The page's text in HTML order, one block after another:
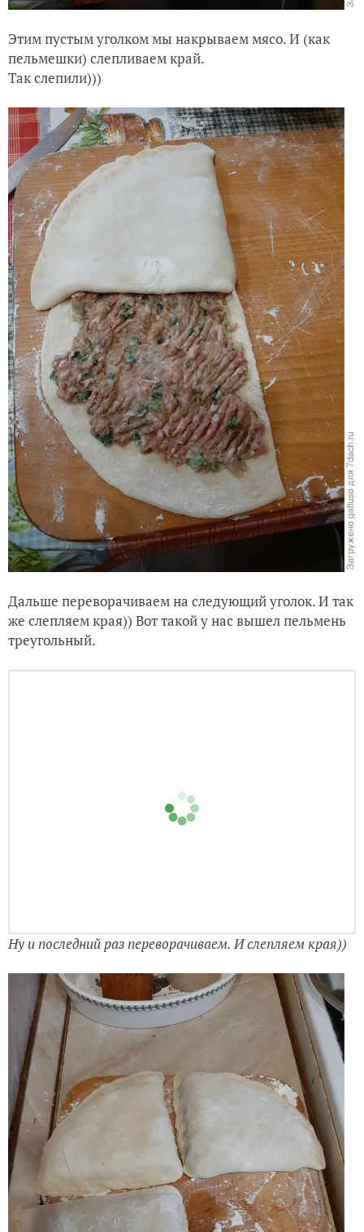
Этим пустым уголком мы накрываем мясо. И (как
пельмешки) слепливаем край.
Так слепили)))
Дальше переворачиваем на следующий уголок. И так
же слепляем края)) Вот такой у нас вышел пельмень
треугольный.
Ну и последний раз переворачиваем. И слепляем края))